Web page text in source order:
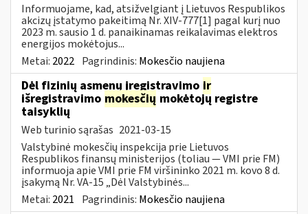
Informuojame, kad, atsižvelgiant į Lietuvos Respublikos
akcizų įstatymo pakeitimą Nr. XIV-777[1] pagal kurį nuo
2023 m. sausio 1 d. panaikinamas reikalavimas elektros
energijos mokėtojus...
Metai: 2022 Pagrindinis: Mokesčio naujiena
Dėl fizinių asmenų įregistravimo ir
išregistravimo mokesčių mokėtojų registre
taisyklių
Web turinio sąrašas 2021-03-15
Valstybinė mokesčių inspekcija prie Lietuvos
Respublikos finansų ministerijos (toliau ― VMI prie FM)
informuoja apie VMI prie FM viršininko 2021 m. kovo 8 d.
įsakymą Nr. VA-15 „Dėl Valstybinės...
Metai: 2021 Pagrindinis: Mokesčio naujiena